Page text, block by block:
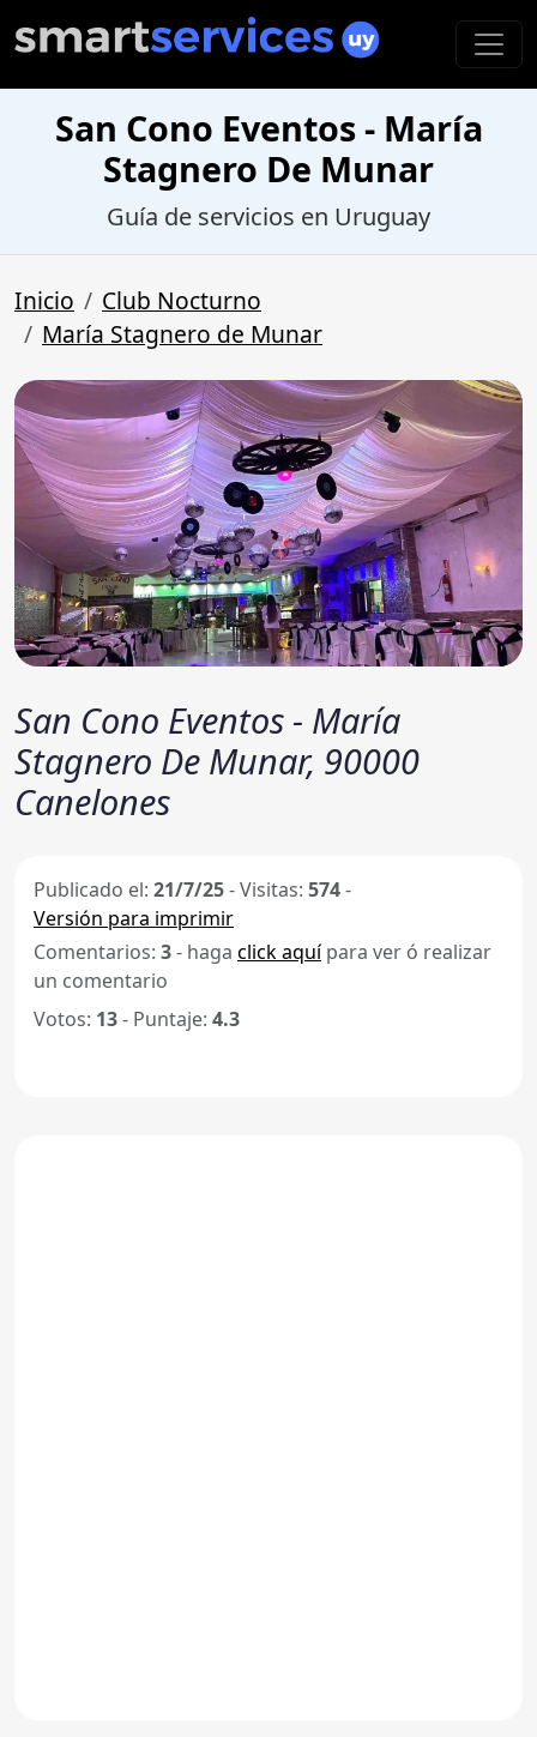
San Cono Eventos - María
Stagnero De Munar
Guía de servicios en Uruguay
Inicio
Club Nocturno
María Stagnero de Munar
San Cono Eventos - María
Stagnero De Munar, 90000
Canelones
Publicado el: 21/7/25-Visitas: 574-
Versión para imprimir
Comentarios: 3- haga click aquípara ver ó realizar
un comentario
Votos: 13- Puntaje: 4.3